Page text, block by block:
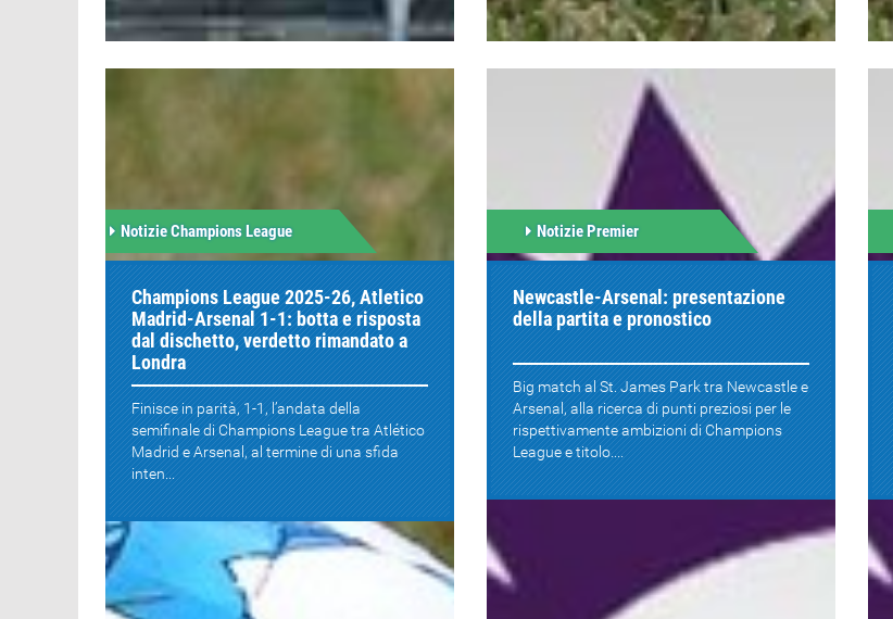
Notizie Champions League
Champions League 2025-26, Atletico
Madrid-Arsenal 1-1: botta e risposta
dal dischetto, verdetto rimandato a
Londra
Finisce in parità, 1-1, l’andata della
semifinale di Champions League tra Atlético
Madrid e Arsenal, al termine di una sfida
inten...
Notizie Premier
Newcastle-Arsenal: presentazione
della partita e pronostico
Big match al St. James Park tra Newcastle e
Arsenal, alla ricerca di punti preziosi per le
rispettivamente ambizioni di Champions
League e titolo....